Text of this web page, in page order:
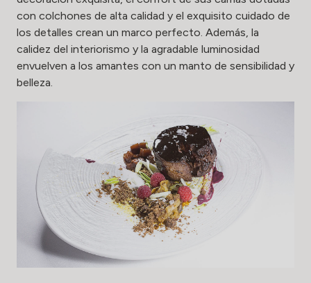
con colchones de alta calidad y el exquisito cuidado de
los detalles crean un marco perfecto. Además, la
calidez del interiorismo y la agradable luminosidad
envuelven a los amantes con un manto de sensibilidad y
belleza.